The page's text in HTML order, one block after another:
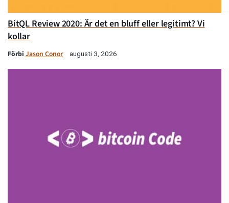
BitQL Review 2020: Är det en bluff eller legitimt? Vi
kollar
Förbi Jason Conor augusti 3, 2026